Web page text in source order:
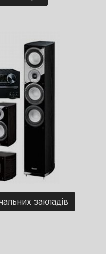
закладів